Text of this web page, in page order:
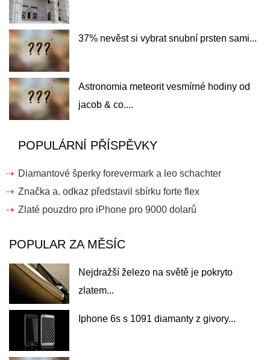
37% nevěst si vybrat snubní prsten sami...
Astronomia meteorit vesmírné hodiny od
jacob & co....
POPULÁRNÍ PŘÍSPĚVKY
Diamantové šperky forevermark a leo schachter
Značka a. odkaz představil sbírku forte flex
Zlaté pouzdro pro iPhone pro 9000 dolarů
POPULAR ZA MĚSÍC
Nejdražší železo na světě je pokryto
zlatem...
Iphone 6s s 1091 diamanty z givory...